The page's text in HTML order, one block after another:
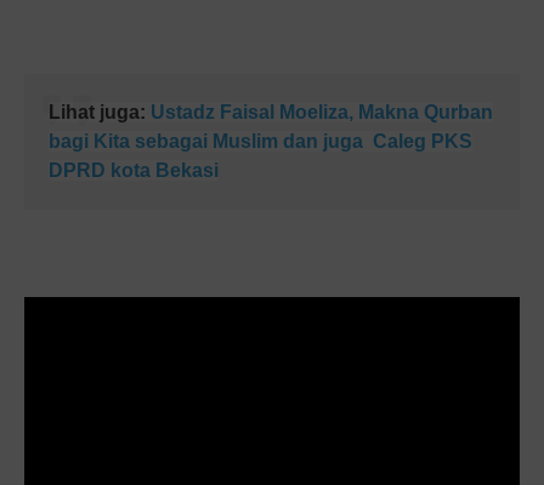
Lihat juga: Ustadz Faisal Moeliza, Makna Qurban
bagi Kita sebagai Muslim dan juga Caleg PKS
DPRD kota Bekasi